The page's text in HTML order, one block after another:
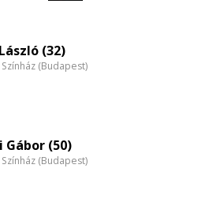
nagyítása
(32)
(Budapest)
Gábor (50)
(Budapest)